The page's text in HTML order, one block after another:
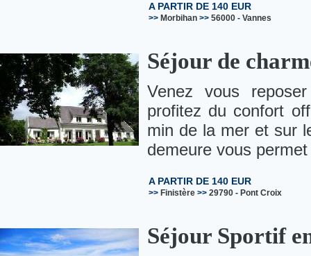
A PARTIR DE 140 EUR
>> Morbihan >> 56000 - Vannes
Séjour de
Venez vous
profitez du confort
min de la mer et sur
demeure vous
A PARTIR DE 140 EUR
>> Finistère >> 29790 - Pont Croix
Séjour Sportif